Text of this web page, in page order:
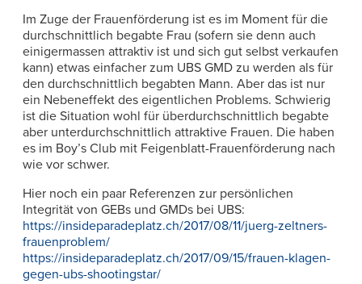
Im Zuge der Frauenförderung ist es im Moment für die
durchschnittlich begabte Frau (sofern sie denn auch
einigermassen attraktiv ist und sich gut selbst verkaufen
kann) etwas einfacher zum UBS GMD zu werden als für
den durchschnittlich begabten Mann. Aber das ist nur
ein Nebeneffekt des eigentlichen Problems. Schwierig
ist die Situation wohl für überdurchschnittlich begabte
aber unterdurchschnittlich attraktive Frauen. Die haben
es im Boy’s Club mit Feigenblatt-Frauenförderung nach
wie vor schwer.
Hier noch ein paar Referenzen zur persönlichen
Integrität von GEBs und GMDs bei UBS:
https://insideparadeplatz.ch/2017/08/11/juerg-zeltners-
frauenproblem/
https://insideparadeplatz.ch/2017/09/15/frauen-klagen-
gegen-ubs-shootingstar/